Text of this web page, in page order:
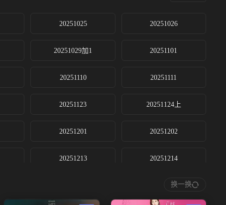
20251025 20251026
20251029加1 20251101
20251110 20251111
20251123 20251124上
20251201 20251202
20251213 20251214
20251227换一换